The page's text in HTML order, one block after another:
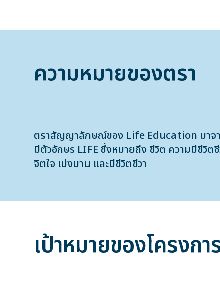
ความหมายของตรา
ตราสัญญาลักษณ์ของ Life Education มาจา
มีตัวอักษร LIFE ซึ่งหมายถึง ชีวิต ความมีชีวิต
จิตใจ เบ่งบาน และมีชีวิตชีวา
เป้าหมายของโครงกา